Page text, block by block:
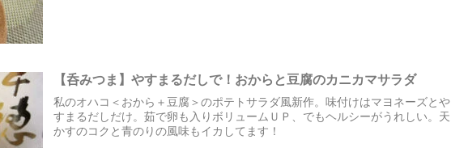
【呑みつま】やすまるだしで！おからと豆腐のカニカマサラダ
私のオハコ＜おから＋豆腐＞のポテトサラダ風新作。味付けはマヨネーズとや
すまるだしだけ。茹で卵も入りボリュームＵＰ、でもヘルシーがうれしい。天
かすのコクと青のりの風味もイカしてます！